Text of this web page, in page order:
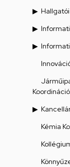
Kémia